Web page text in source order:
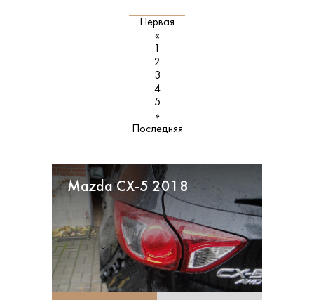
Первая
«
2
3
4
5
»
Последняя
Mazda CX-5 2018